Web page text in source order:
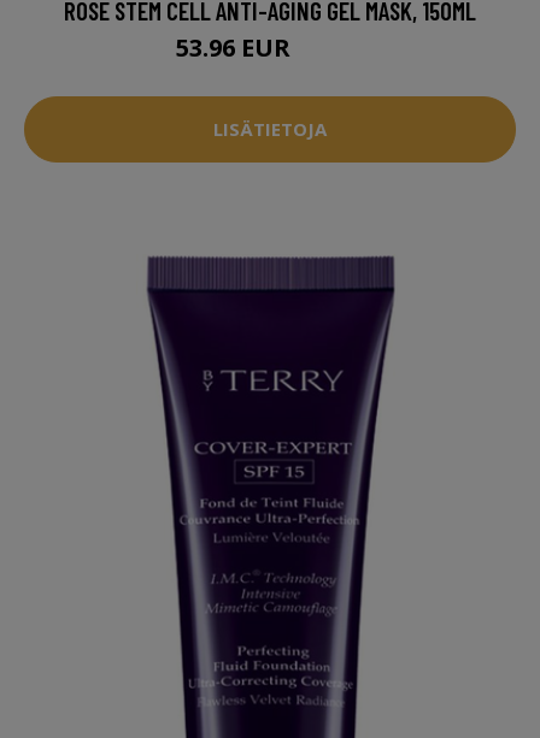
ROSE STEM CELL ANTI-AGING GEL MASK, 150ML
53.96 EUR
LISÄTIETOJA